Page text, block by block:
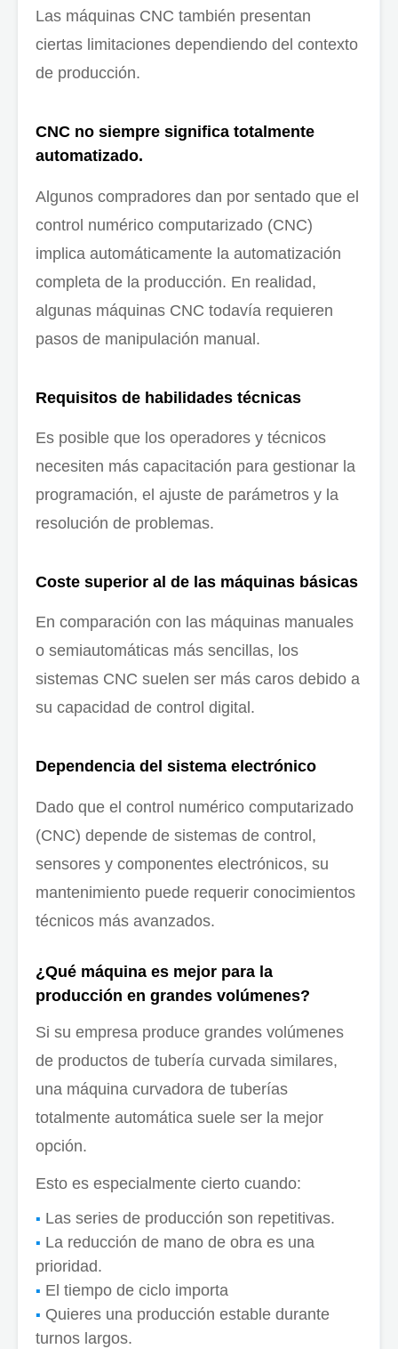
Las máquinas CNC también presentan
ciertas limitaciones dependiendo del contexto
de producción.
CNC no siempre significa totalmente
automatizado.
Algunos compradores dan por sentado que el
control numérico computarizado (CNC)
implica automáticamente la automatización
completa de la producción. En realidad,
algunas máquinas CNC todavía requieren
pasos de manipulación manual.
Requisitos de habilidades técnicas
Es posible que los operadores y técnicos
necesiten más capacitación para gestionar la
programación, el ajuste de parámetros y la
resolución de problemas.
Coste superior al de las máquinas básicas
En comparación con las máquinas manuales
o semiautomáticas más sencillas, los
sistemas CNC suelen ser más caros debido a
su capacidad de control digital.
Dependencia del sistema electrónico
Dado que el control numérico computarizado
(CNC) depende de sistemas de control,
sensores y componentes electrónicos, su
mantenimiento puede requerir conocimientos
técnicos más avanzados.
¿Qué máquina es mejor para la
producción en grandes volúmenes?
Si su empresa produce grandes volúmenes
de productos de tubería curvada similares,
una máquina curvadora de tuberías
totalmente automática suele ser la mejor
opción.
Esto es especialmente cierto cuando:
Las series de producción son repetitivas.
La reducción de mano de obra es una
prioridad.
El tiempo de ciclo importa
Quieres una producción estable durante
turnos largos.